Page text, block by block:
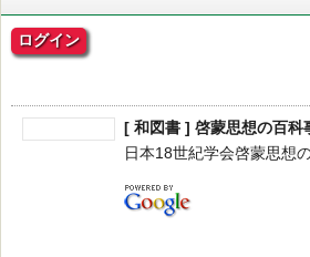
ログイン
[ 和図書 ] 啓蒙思想の百科
日本18世紀学会啓蒙思想